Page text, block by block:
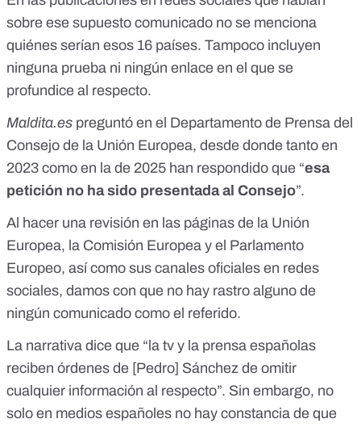
sobre ese supuesto comunicado no se menciona
quiénes serían esos 16 países. Tampoco incluyen
ninguna prueba ni ningún enlace en el que se
profundice al respecto.
Maldita.es preguntó en el Departamento de Prensa del
Consejo de la Unión Europea, desde donde tanto en
2023 como en la de 2025 han respondido que “esa
petición no ha sido presentada al Consejo”.
Al hacer una revisión en las páginas de la Unión
Europea, la Comisión Europea y el Parlamento
Europeo, así como sus canales oficiales en redes
sociales, damos con que no hay rastro alguno de
ningún comunicado como el referido.
La narrativa dice que “la tv y la prensa españolas
reciben órdenes de [Pedro] Sánchez de omitir
cualquier información al respecto”. Sin embargo, no
solo en medios españoles no hay constancia de que